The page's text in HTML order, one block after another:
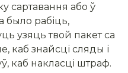
сартавання або ў
было рабіць,
узяць твой пакет са
каб знайсці сляды і
каб накласці штраф.